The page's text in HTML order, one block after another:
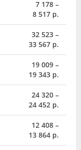
7 178 –
8 517 р.
32 523 –
33 567 р.
19 009 –
19 343 р.
24 320 –
24 452 р.
12 408 –
13 864 р.